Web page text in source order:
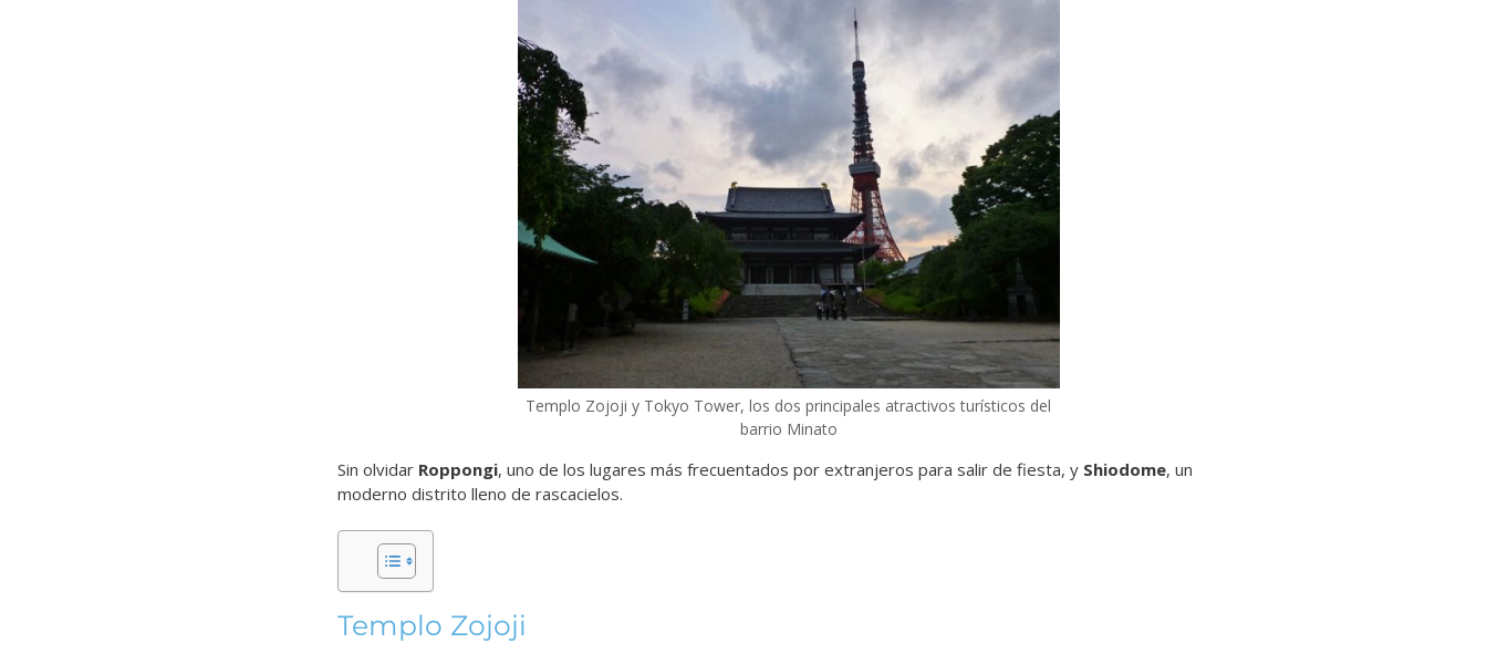
Templo Zojoji y Tokyo Tower, los dos principales atractivos turísticos del
barrio Minato
Sin olvidar Roppongi, uno de los lugares más frecuentados por extranjeros para salir de fiesta, y Shiodome, un
moderno distrito lleno de rascacielos.
Templo Zojoji